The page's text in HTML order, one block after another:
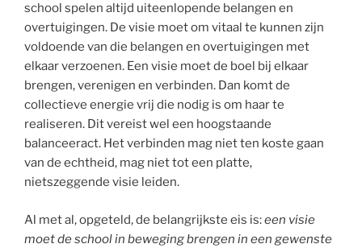
school spelen altijd uiteenlopende belangen en
overtuigingen. De visie moet om vitaal te kunnen zijn
voldoende van die belangen en overtuigingen met
elkaar verzoenen. Een visie moet de boel bij elkaar
brengen, verenigen en verbinden. Dan komt de
collectieve energie vrij die nodig is om haar te
realiseren. Dit vereist wel een hoogstaande
balanceeract. Het verbinden mag niet ten koste gaan
van de echtheid, mag niet tot een platte,
nietszeggende visie leiden.
Al met al, opgeteld, de belangrijkste eis is:een visie
moet de school in beweging brengen in een gewenste